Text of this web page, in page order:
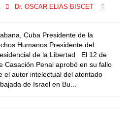
Dr. OSCAR ELIAS BISCET
Cuba Presidente de la
Humanos Presidente del
de la Libertad El 12 de
Casación Penal aprobó en su fallo
el autor intelectual del atentado
de Israel en Bu...